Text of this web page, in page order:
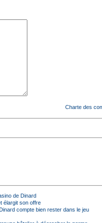
Charte des
de Dinard
élargit son offre
compte bien rester dans le jeu